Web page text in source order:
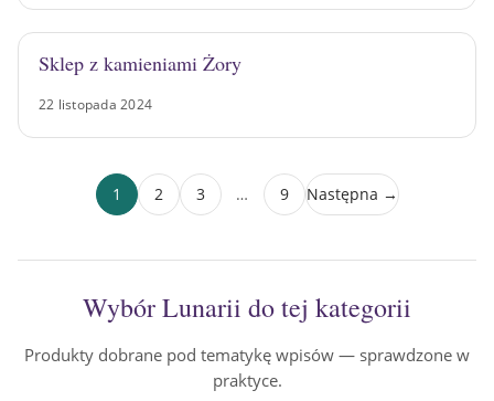
Sklep z kamieniami Żory
22 listopada 2024
1 2 3 … 9 Następna →
Wybór Lunarii do tej kategorii
Produkty dobrane pod tematykę wpisów — sprawdzone w
praktyce.